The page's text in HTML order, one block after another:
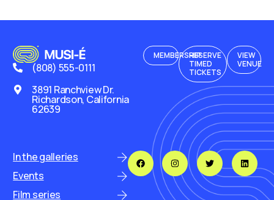
(808) 555-0111
3891 Ranchview Dr.
Richardson, California
62639
MEMBERSHIPRESERVE
TIMED
TICKETS
VIEW
VENUE
In the galleries
Events
Film series